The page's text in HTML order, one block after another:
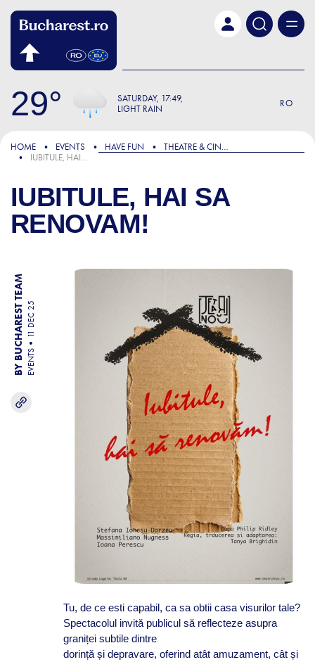
29 SATURDAY 17:49
LIGHT RAIN
RO
HOME EVENTS HAVE FUN
THEATRE & CINEMA
IUBITULE, HAI SA RENOVAM!
IUBITULE, HAI SA
RENOVAM!
BY BUCHAREST TEAM EVENTS
11 DEC 25
Tu, de ce esti capabil, ca sa obtii casa visurilor tale?
Spectacolul invită publicul să reflecteze asupra
graniței subtile dintre
dorință și depravare, oferind atât amuzament, cât și